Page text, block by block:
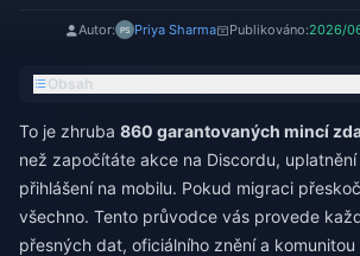
Autor: Priya Sharma Publikováno:2026/
Obsah
To je zhruba 860 garantovaných mincí
než započítáte akce na Discordu,
přihlášení na mobilu. Pokud migraci
všechno. Tento průvodce vás provede
přesných dat, oficiálního znění a